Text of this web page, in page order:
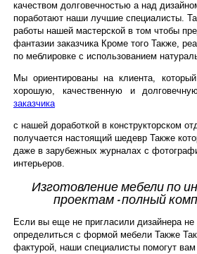
качеством долговечностью а над
поработают наши лучшие специалисты.
работы нашей мастерской в том чтобы
фантазии заказчика Кроме того Также,
по меблировке с использованием
Мы ориентированы на клиента,
хорошую, качественную и
заказчика
с нашей доработкой в конструкторском
получается настоящий шедевр Также
даже в зарубежных журналах с
интерьеров.
Изготовление мебели по
проектам – полный
Если вы еще не пригласили дизайнера не
определиться с формой мебели Также
фактурой, наши специалисты помогут